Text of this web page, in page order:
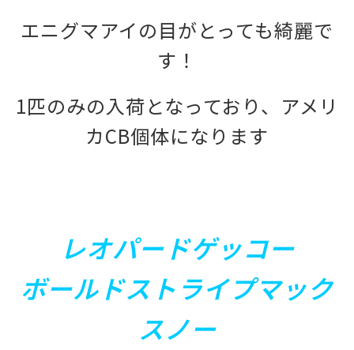
エニグマアイの目がとっても綺麗で
す！
1匹のみの入荷となっており、アメリ
カCB個体になります
レオパードゲッコー
ボールドストライプマック
スノー